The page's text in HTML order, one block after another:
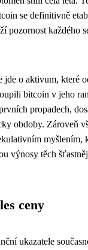
se definitivně
pozornost každého
jde o aktivum, které
bitcoin v jeho
propadech,
obdoby. Zároveň
myšlením,
výnosy těch
ceny
ukazatele